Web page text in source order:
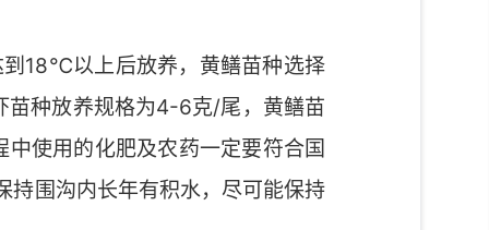
到18℃以上后放养，黄鳝苗种选择
苗种放养规格为4-6克/尾，黄鳝苗
使用的化肥及农药一定要符合国
持围沟内长年有积水，尽可能保持